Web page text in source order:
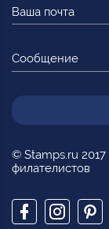
© Stamps.ru
филателистов
почта
Сообщение